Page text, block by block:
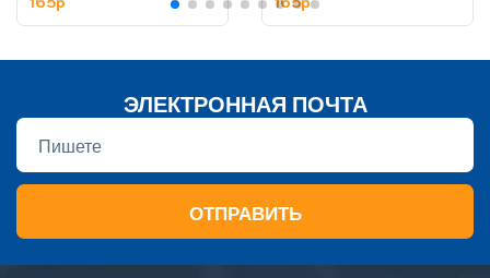
ЭЛЕКТРОННАЯ ПОЧТА
ОТПРАВИТЬ